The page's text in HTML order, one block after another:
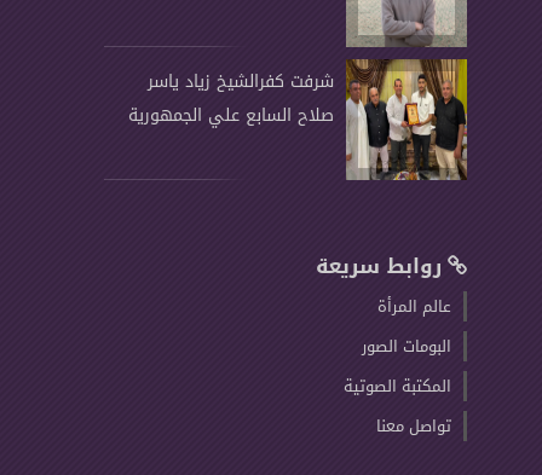
شرفت كفرالشيخ زياد ياسر
صلاح السابع علي الجمهورية
روابط سريعة
عالم المرأة
البومات الصور
المكتبة الصوتية
تواصل معنا